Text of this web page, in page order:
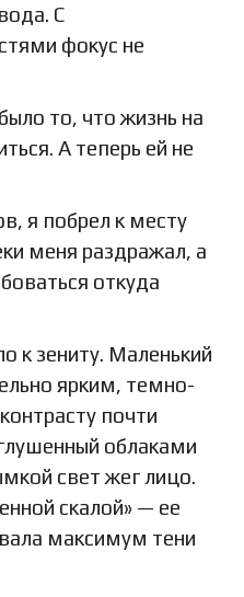
С
фокус не
то, что жизнь на
А теперь ей не
я побрел к месту
меня раздражал, а
откуда
к зениту. Маленький
ярким, темно-
почти
облаками
свет жег лицо.
скалой» — ее
максимум тени